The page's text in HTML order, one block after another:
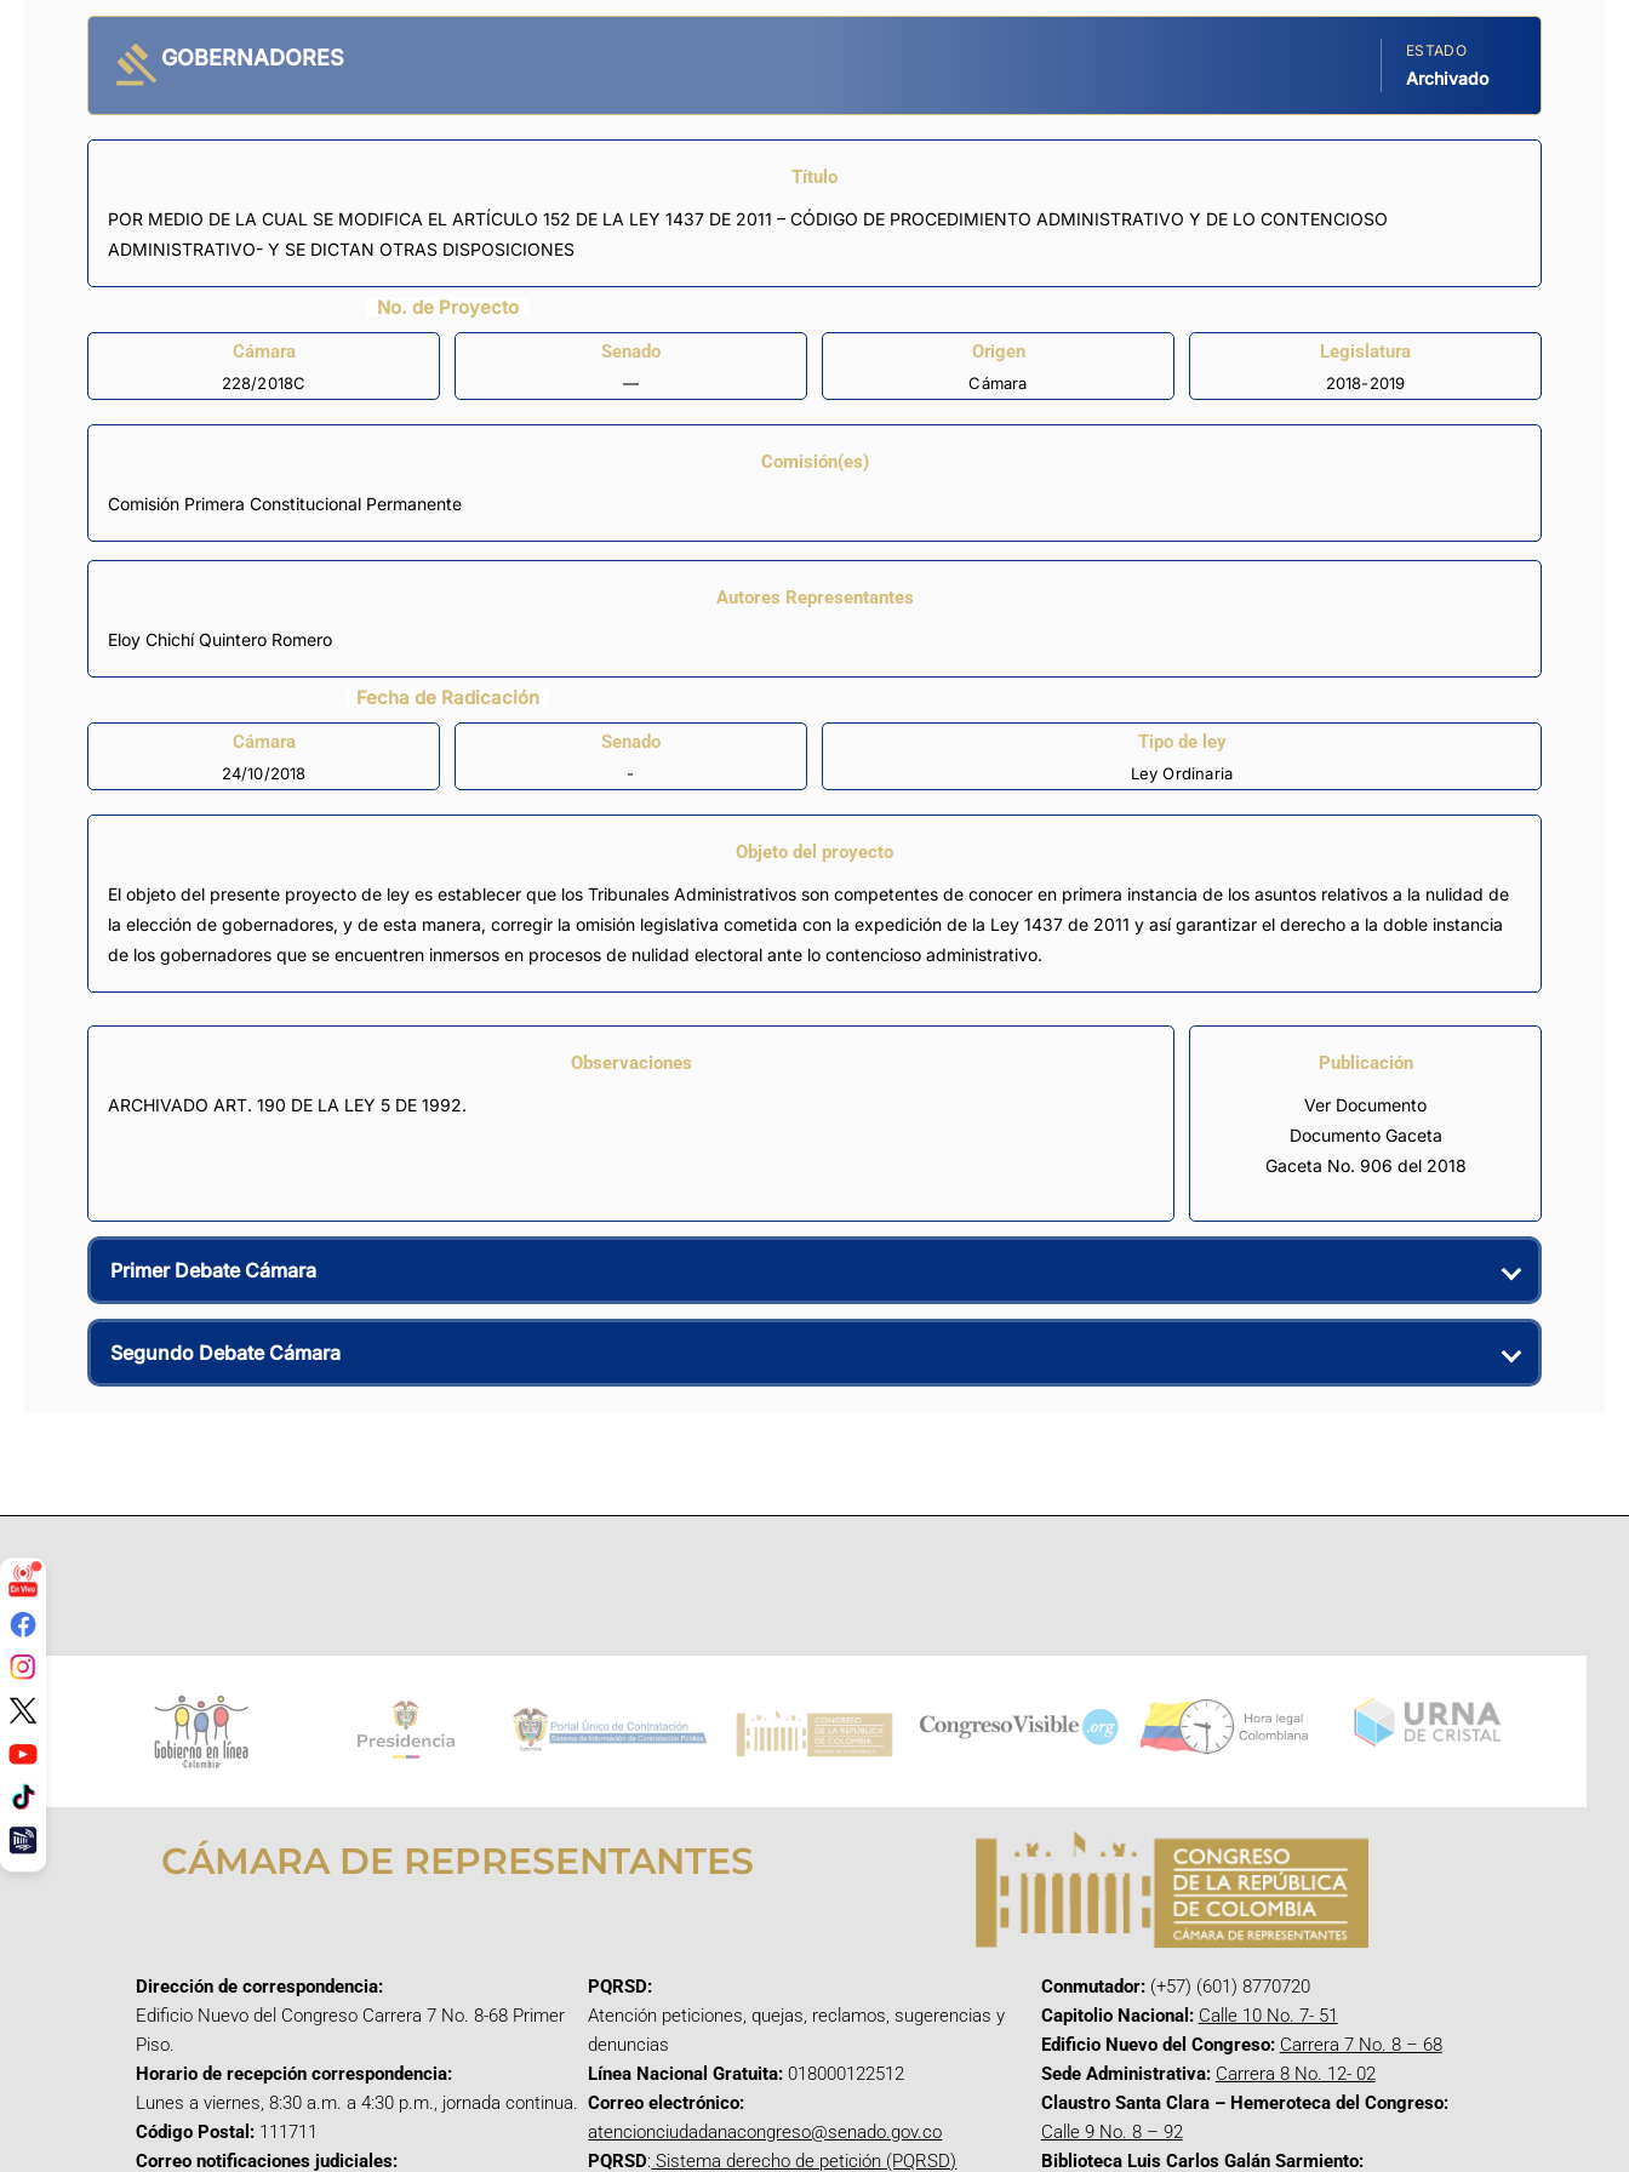
GOBERNADORES ESTADO
Archivado
Título
POR MEDIO DE LA CUAL SE MODIFICA EL ARTÍCULO 152 DE LA LEY 1437 DE 2011 – CÓDIGO DE PROCEDIMIENTO ADMINISTRATIVO Y DE LO CONTENCIOSO
ADMINISTRATIVO- Y SE DICTAN OTRAS DISPOSICIONES
No. de Proyecto
Cámara
228/2018C
Senado
—
Origen
Cámara
Legislatura
2018-2019
Comisión(es)
Comisión Primera Constitucional Permanente
Autores Representantes
Eloy Chichí Quintero Romero
Fecha de Radicación
Cámara
24/10/2018
Senado
-
Tipo de ley
Ley Ordinaria
Objeto del proyecto
El objeto del presente proyecto de ley es establecer que los Tribunales Administrativos son competentes de conocer en primera instancia de los asuntos relativos a la nulidad de
la elección de gobernadores, y de esta manera, corregir la omisión legislativa cometida con la expedición de la Ley 1437 de 2011 y así garantizar el derecho a la doble instancia
de los gobernadores que se encuentren inmersos en procesos de nulidad electoral ante lo contencioso administrativo.
Observaciones
ARCHIVADO ART. 190 DE LA LEY 5 DE 1992.
Publicación
Ver Documento
Documento Gaceta
Gaceta No. 906 del 2018
Primer Debate Cámara
Segundo Debate Cámara
CÁMARA DE REPRESENTANTES
Dirección de correspondencia:
Edificio Nuevo del Congreso Carrera 7 No. 8-68 Primer
Piso.
Horario de recepción correspondencia:
Lunes a viernes, 8:30 a.m. a 4:30 p.m., jornada continua.
Código Postal: 111711
Correo notificaciones judiciales:
PQRSD:
Atención peticiones, quejas, reclamos, sugerencias y
denuncias
Línea Nacional Gratuita: 018000122512
Correo electrónico:
atencionciudadanacongreso@senado.gov.co
PQRSD: Sistema derecho de petición (PQRSD)
Conmutador:(+57) (601) 8770720
Capitolio Nacional: Calle 10 No. 7- 51
Edificio Nuevo del Congreso: Carrera 7 No. 8 – 68
Sede Administrativa: Carrera 8 No. 12- 02
Claustro Santa Clara – Hemeroteca del Congreso:
Calle 9 No. 8 – 92
Biblioteca Luis Carlos Galán Sarmiento: